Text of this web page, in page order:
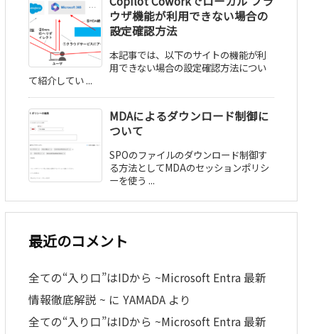
ウザ機能が利用できない場合の
設定確認方法
本記事では、以下のサイトの機能が利
用できない場合の設定確認方法につい
て紹介してい ...
MDAによるダウンロード制御に
ついて
SPOのファイルのダウンロード制御す
る方法としてMDAのセッションポリシ
ーを使う ...
最近のコメント
全ての“入り口”はIDから ~Microsoft Entra 最新
情報徹底解説 ~ に YAMADA より
全ての“入り口”はIDから ~Microsoft Entra 最新